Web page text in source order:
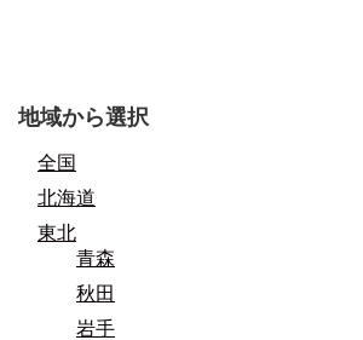
地域から選択
全国
北海道
東北
青森
秋田
岩手